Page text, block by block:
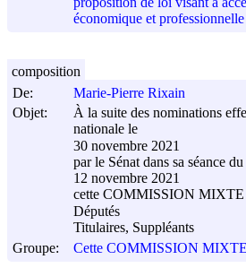
économique et professionnelle
De:
Marie-Pierre Rixain
Objet:
À la suite des nominations
nationale le
30 novembre 2021
par le Sénat dans sa séance du
12 novembre 2021
cette COMMISSION
Députés
Titulaires, Suppléants
Groupe:
Cette COMMISSION
composition